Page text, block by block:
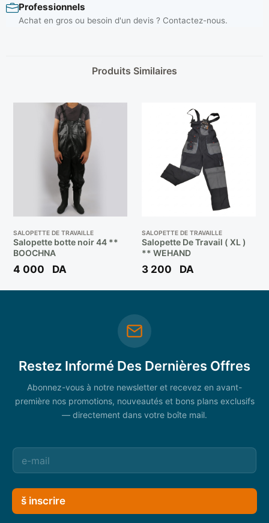
Professionnels
Achat en gros ou besoin d'un devis ? Contactez-nous.
Produits Similaires
SALOPETTE DE TRAVAILLE
Salopette botte noir 44 **
BOOCHNA
4 000 DA
SALOPETTE DE TRAVAILLE
Salopette De Travail ( XL )
** WEHAND
3 200 DA
Restez Informé Des Dernières Offres
Abonnez-vous à notre newsletter et recevez en avant-
première nos promotions, nouveautés et bons plans exclusifs
— directement dans votre boîte mail.
š inscrire